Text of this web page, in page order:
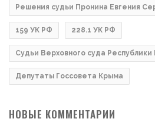
Решения судьи Пронина Евгения
159 УК РФ 228.1 УК РФ
Судьи Верховного суда
Депутаты Госсовета Крыма
НОВЫЕ КОММЕНТАРИИ